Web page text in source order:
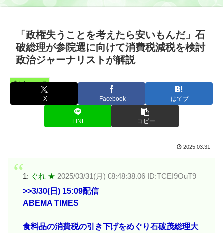
真が話題
「政権失うことを考えたら安いもんだ」石
破総理が参院選に向けて消費税減税を検討
政治ジャーナリストが解説
憤まんニュース
X Facebook はてブ
LINE コピー
2025.03.31
1: ぐれ ★ 2025/03/31(月) 08:48:38.06 ID:TCEI9OuT9
>>3/30(日) 15:09配信
ABEMA TIMES
食料品の消費税の引き下げをめぐり石破茂総理大